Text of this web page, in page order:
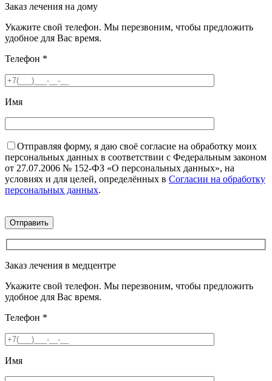
Заказ лечения на дому
Укажите свой телефон. Мы перезвоним, чтобы предложить
удобное для Вас время.
Телефон *
Имя
Отправляя форму, я даю своё согласие на обработку моих
персональных данных в соответствии с Федеральным законом
от 27.07.2006 № 152-ФЗ «О персональных данных», на
условиях и для целей, определённых в Согласии на обработку
персональных данных.
Заказ лечения в медцентре
Укажите свой телефон. Мы перезвоним, чтобы предложить
удобное для Вас время.
Телефон *
Имя